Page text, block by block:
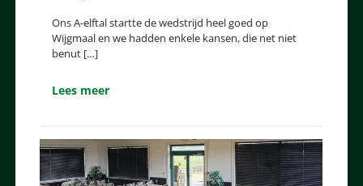
Ons A-elftal startte de wedstrijd heel goed op
Wijgmaal en we hadden enkele kansen, die net niet
benut […]
Lees meer